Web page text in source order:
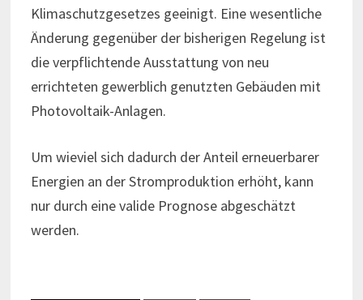
Klimaschutzgesetzes geeinigt. Eine wesentliche
Änderung gegenüber der bisherigen Regelung ist
die verpflichtende Ausstattung von neu
errichteten gewerblich genutzten Gebäuden mit
Photovoltaik-Anlagen.
Um wieviel sich dadurch der Anteil erneuerbarer
Energien an der Stromproduktion erhöht, kann
nur durch eine valide Prognose abgeschätzt
werden.